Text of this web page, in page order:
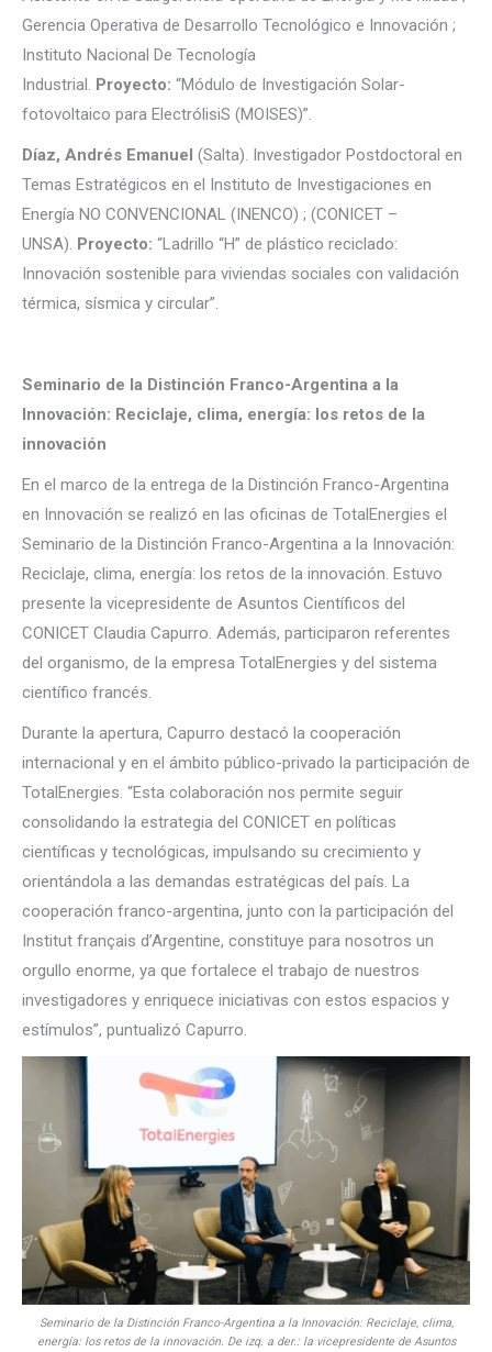
Gerencia Operativa de Desarrollo Tecnológico e Innovación ;
Instituto Nacional De Tecnología
Industrial. Proyecto: “Módulo de Investigación Solar-
fotovoltaico para ElectrólisiS (MOISES)”.
Díaz, Andrés Emanuel (Salta). Investigador Postdoctoral en
Temas Estratégicos en el Instituto de Investigaciones en
Energía NO CONVENCIONAL (INENCO) ; (CONICET –
UNSA). Proyecto: “Ladrillo “H” de plástico reciclado:
Innovación sostenible para viviendas sociales con validación
térmica, sísmica y circular”.
Seminario de la Distinción Franco-Argentina a la
Innovación: Reciclaje, clima, energía: los retos de la
innovación
En el marco de la entrega de la Distinción Franco-Argentina
en Innovación se realizó en las oficinas de TotalEnergies el
Seminario de la Distinción Franco-Argentina a la Innovación:
Reciclaje, clima, energía: los retos de la innovación. Estuvo
presente la vicepresidente de Asuntos Científicos del
CONICET Claudia Capurro. Además, participaron referentes
del organismo, de la empresa TotalEnergies y del sistema
científico francés.
Durante la apertura, Capurro destacó la cooperación
internacional y en el ámbito público-privado la participación de
TotalEnergies. “Esta colaboración nos permite seguir
consolidando la estrategia del CONICET en políticas
científicas y tecnológicas, impulsando su crecimiento y
orientándola a las demandas estratégicas del país. La
cooperación franco-argentina, junto con la participación del
Institut français d’Argentine, constituye para nosotros un
orgullo enorme, ya que fortalece el trabajo de nuestros
investigadores y enriquece iniciativas con estos espacios y
estímulos”, puntualizó Capurro.
Seminario de la Distinción Franco-Argentina a la Innovación: Reciclaje, clima,
energía: los retos de la innovación. De izq. a der.: la vicepresidente de Asuntos